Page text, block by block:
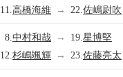
11. 高橋海維 → 22. 佐嶋尉吹
8. 中村和哉 → 19. 星博堅
12. 杉嶋颯輝 → 23. 佐藤亮太